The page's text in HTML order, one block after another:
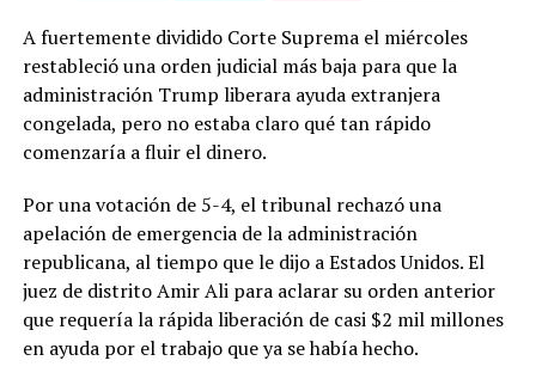
A fuertemente dividido Corte Suprema el miércoles
restableció una orden judicial más baja para que la
administración Trump liberara ayuda extranjera
congelada, pero no estaba claro qué tan rápido
comenzaría a fluir el dinero.
Por una votación de 5-4, el tribunal rechazó una
apelación de emergencia de la administración
republicana, al tiempo que le dijo a Estados Unidos. El
juez de distrito Amir Ali para aclarar su orden anterior
que requería la rápida liberación de casi $2 mil millones
en ayuda por el trabajo que ya se había hecho.